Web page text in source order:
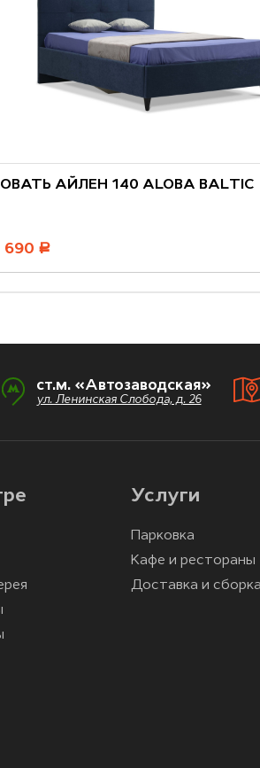
АЙЛЕН 140 ALOBA BALTIC
690 руб.
ст.м. «Автозаводская»
ул. Ленинская Слобода, д. 26
Услуги
Парковка
Кафе и рестораны
Доставка и сборка